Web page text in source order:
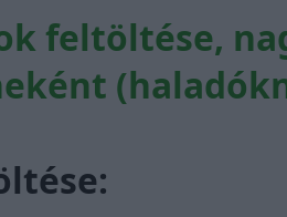
feltöltése,